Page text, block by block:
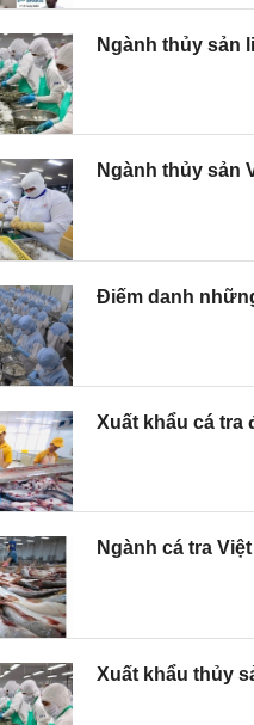
Ngành thủy sản
Ngành thủy sản
Điếm danh
Xuất khẩu cá tra
Ngành cá tra
Xuất khẩu thủy